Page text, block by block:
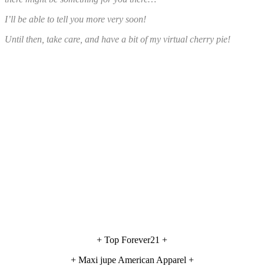
I’ll be able to tell you more very soon!
Until then, take care, and have a bit of my virtual cherry pie!
+ Top Forever21 +
+ Maxi jupe American Apparel +